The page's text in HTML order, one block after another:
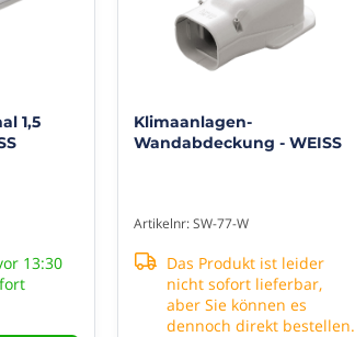
1,5
13:30
Klimaanlagen-
Wandabdeckung - WEISS
Artikelnr: SW-77-W
Das Produkt ist leider
nicht sofort lieferbar,
aber Sie können es
dennoch direkt bestellen.